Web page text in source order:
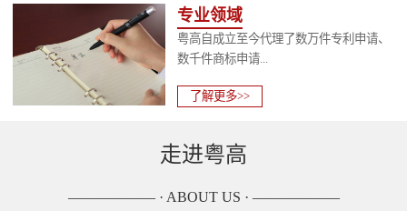
专业领域
粤高自成立至今代理了数万件专利申请、
数千件商标申请...
了解更多>>
走进粤高
—————— · ABOUT US · ——————